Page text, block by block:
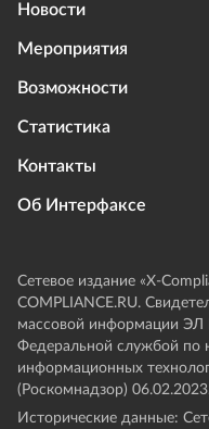
Новости
Мероприятия
Возможности
Статистика
Контакты
Об Интерфаксе
Сетевое издание «Х-
COMPLIANCE.RU.
массовой информации
Федеральной службой по
информационных
(Роскомнадзор)
Исторические данные: